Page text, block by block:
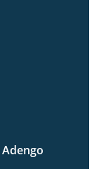
1:22